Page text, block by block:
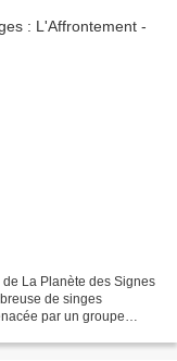
La Planète des Signes
de singes
par un groupe